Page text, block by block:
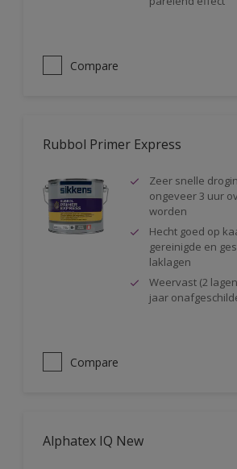
Compare
Rubbol Primer Express
Zeer snelle
ongeveer 3 uur
worden
Hecht goed op
gereinigde en
laklagen
Weervast (2
jaar
Compare
Alphatex IQ New